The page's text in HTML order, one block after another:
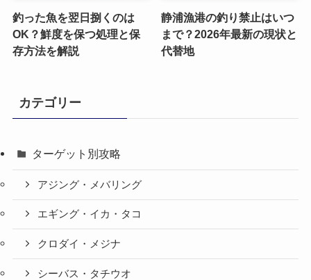
釣った魚を翌日捌くのは
OK？鮮度を保つ処理と保
存方法を解説
静浦漁港の釣り禁止はいつ
まで？2026年最新の現状と
代替地
カテゴリー
ターゲット別攻略
アジング・メバリング
エギング・イカ・タコ
クロダイ・メジナ
シーバス・タチウオ